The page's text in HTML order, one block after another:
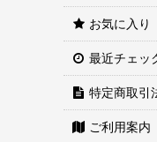
お気に入り
最近チェッ
特定商取引
ご利用案内